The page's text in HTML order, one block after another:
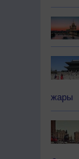
жары